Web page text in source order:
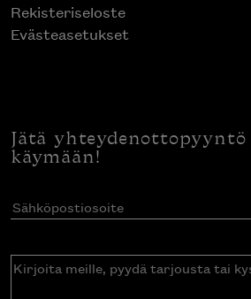
Rekisteriseloste
Evästeasetukset
Jätä
käymään!
Sähköpostiosoite(Pakollinen)
Kirjoita